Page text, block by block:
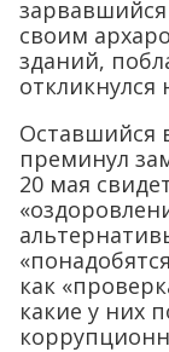
своим
зданий,
откликнулся
Оставшийся
преминул
20 мая
как
какие у них